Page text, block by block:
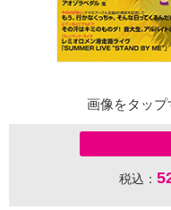
画像をタップ
税込：